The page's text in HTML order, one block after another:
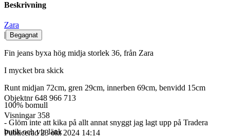
Beskrivning
Zara
|
Begagnat
Fin jeans byxa hög midja storlek 36, från Zara
I mycket bra skick
Runt midjan 72cm, gren 29cm, innerben 69cm, benvidd 15cm
100% bomull
- Glöm inte att kika på allt annat snyggt jag lagt upp på Tradera
butik och via länk
Objektnr 648 966 713
Visningar 358
Publicerad 23 okt 2024 14:14